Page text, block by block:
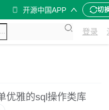
开源中国APP 切
登录
优雅的sql操作类库